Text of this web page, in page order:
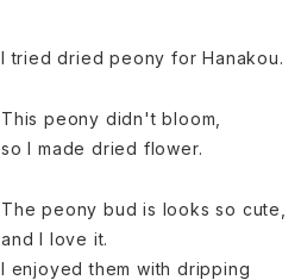
I tried dried peony for Hanakou.
This peony didn't bloom,
so I made dried flower.
The peony bud is looks so cute,
and I love it.
I enjoyed them with dripping